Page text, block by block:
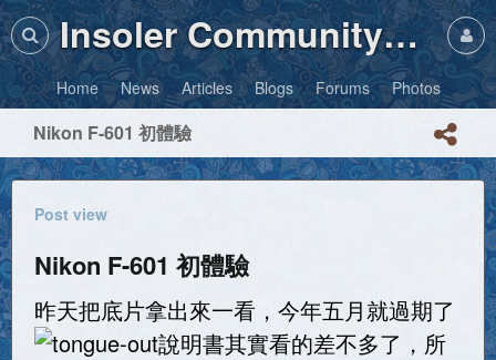
Insoler Community・Photos
Home News Articles Blogs Forums Photos
Nikon F-601 初體驗
Post view
Nikon F-601 初體驗
昨天把底片拿出來一看，今年五月就過期了
說明書其實看的差不多了，所